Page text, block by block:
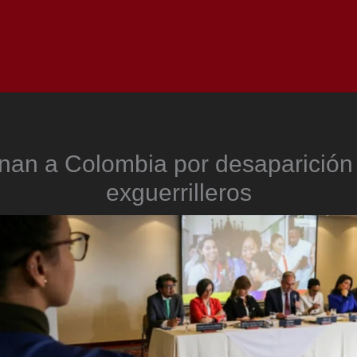
a Colombia por
exguerrilleros